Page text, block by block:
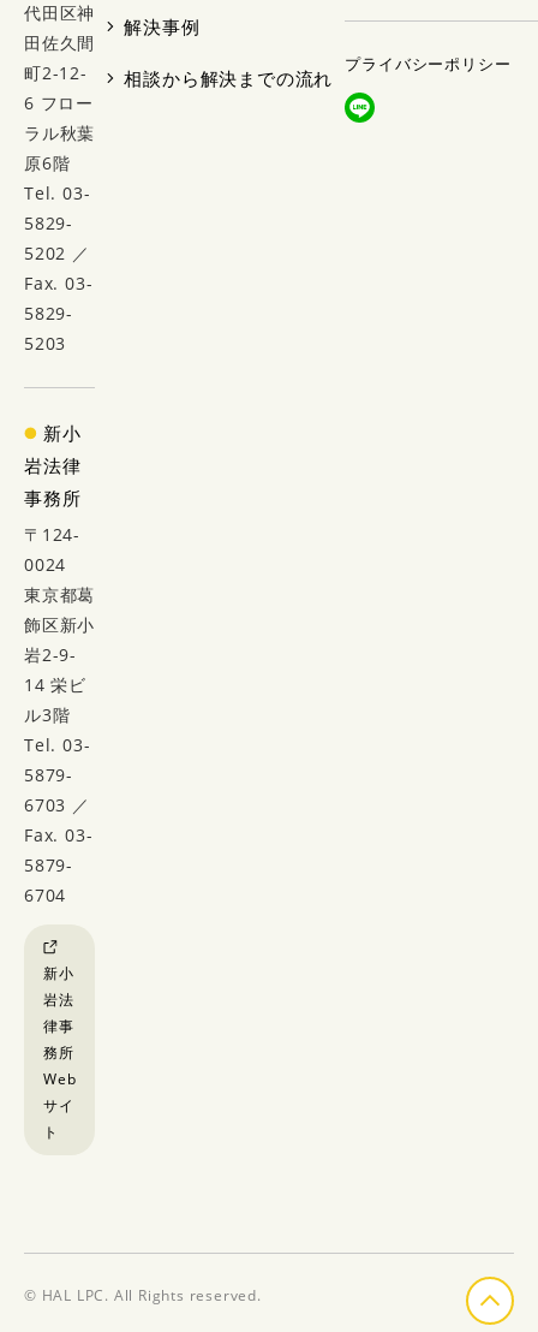
代田区神
田佐久間
町2-12-
6 フロー
ラル秋葉
原6階
Tel. 03-
5829-
5202 ／
Fax. 03-
5829-
5203
新小
岩法律
事務所
〒124-
0024
東京都葛
飾区新小
岩2-9-
14 栄ビ
ル3階
Tel. 03-
5879-
6703 ／
Fax. 03-
5879-
6704
新小
岩法
律事
務所
Web
サイ
ト
解決事例
相談から解決までの流れ
プライバシーポリシー
© HAL LPC. All Rights reserved. ペ